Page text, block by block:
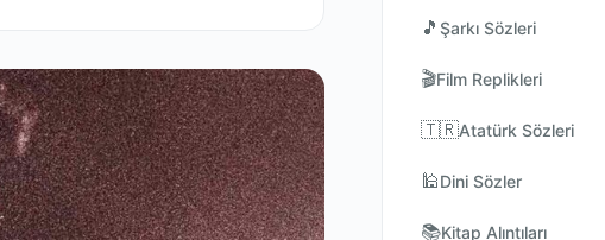
🎵 Şarkı Sözleri
🎬Film Replikleri
🇹🇷Atatürk Sözleri
🕌Dini Sözler
📚Kitap Alıntıları